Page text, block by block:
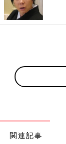
関連記事